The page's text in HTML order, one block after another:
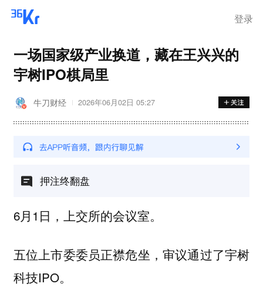
登录
一场国家级产业换道，藏在王兴兴的
宇树IPO棋局里
牛刀财经 2026年06月02日 05:27
押注终翻盘
6月1日，上交所的会议室。
五位上市委委员正襟危坐，审议通过了宇树
科技IPO。